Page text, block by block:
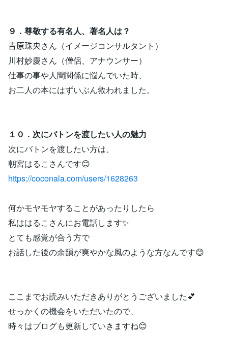
９．尊敬する有名人、著名人は？
𠮷原珠央さん（イメージコンサルタント）
川村妙慶さん（僧侶、アナウンサー）
仕事の事や人間関係に悩んでいた時、
お二人の本にはずいぶん救われました。
１０．次にバトンを渡したい人の魅力
次にバトンを渡したい方は、
朝宮はるこさんです😊
https://coconala.com/users/1628263
何かモヤモヤすることがあったりしたら
私ははるこさんにお電話します✨
とても感覚が合う方で
お話した後の余韻が爽やかな風のような方なんです😊
ここまでお読みいただきありがとうございました💕
せっかくの機会をいただいたので、
時々はブログも更新していきますね😊